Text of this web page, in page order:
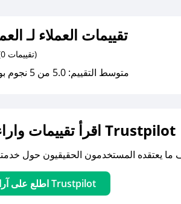
تقييمات العملاء لـ
(0 تقييمات)
متوسط التقييم: 5.0 من 5 نجوم بواسطة 0 مستخدمين
اقرأ تقييمات واراء العملاء على Trustpilot
اطلع على آراء عملائنا على Trustpilot